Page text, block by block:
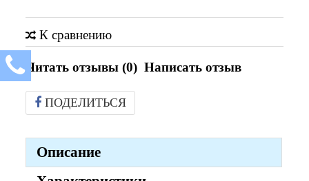
К сравнению
Читать отзывы (0) Написать отзыв
ПОДЕЛИТЬСЯ
Описание